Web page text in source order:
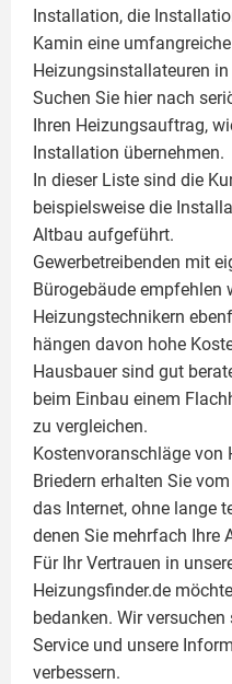
Installation, die
Kamin eine
Heizungsinstallateuren
Suchen Sie hier nach
Ihren Heizungsauftrag,
Installation übernehmen.
In dieser Liste sind die
beispielsweise die
Altbau aufgeführt.
Gewerbetreibenden mit
Bürogebäude empfehlen
Heizungstechnikern
hängen davon hohe
Hausbauer sind gut
beim Einbau einem
zu vergleichen.
Kostenvoranschläge von
Briedern erhalten Sie
das Internet, ohne lange
denen Sie mehrfach Ihre
Für Ihr Vertrauen in
Heizungsfinder.de
bedanken. Wir
Service und unsere
verbessern.